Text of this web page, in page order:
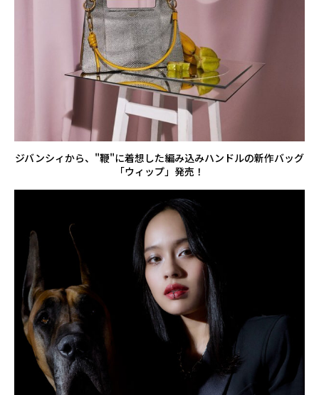
ジバンシィから、"鞭"に着想した編み込みハンドルの新作バッグ
「ウィップ」発売！